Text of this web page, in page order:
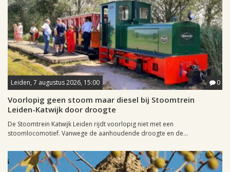
Leiden, 7 augustus 2026, 15:00 0
Voorlopig geen stoom maar diesel bij Stoomtrein
Leiden-Katwijk door droogte
De Stoomtrein Katwijk Leiden rijdt voorlopig niet met een
stoomlocomotief. Vanwege de aanhoudende droogte en de...